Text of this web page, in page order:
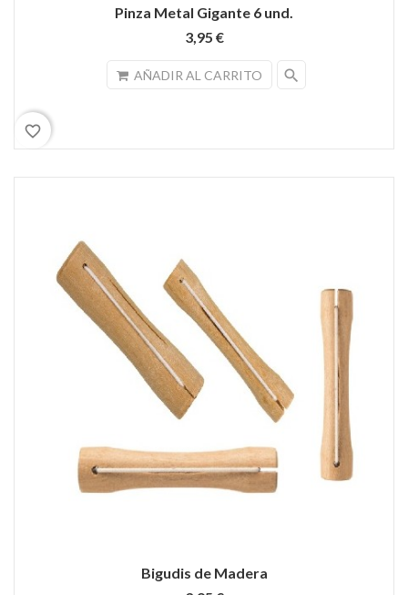
Pinza Metal Gigante 6 und.
3,95 €
AÑADIR AL CARRITO search
favorite_border
Bigudis de Madera